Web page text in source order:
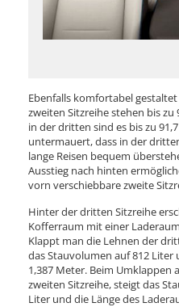
Ebenfalls komfortabel
zweiten Sitzreihe stehen bis
in der dritten sind es bis zu
untermauert, dass in der
lange Reisen bequem
Ausstieg nach hinten
vorn verschiebbare zweite
Hinter der dritten Sitzreihe
Kofferraum mit einer
Klappt man die Lehnen der
das Stauvolumen auf 812
1,387 Meter. Beim Umklappen
zweiten Sitzreihe, steigt das
Liter und die Länge des